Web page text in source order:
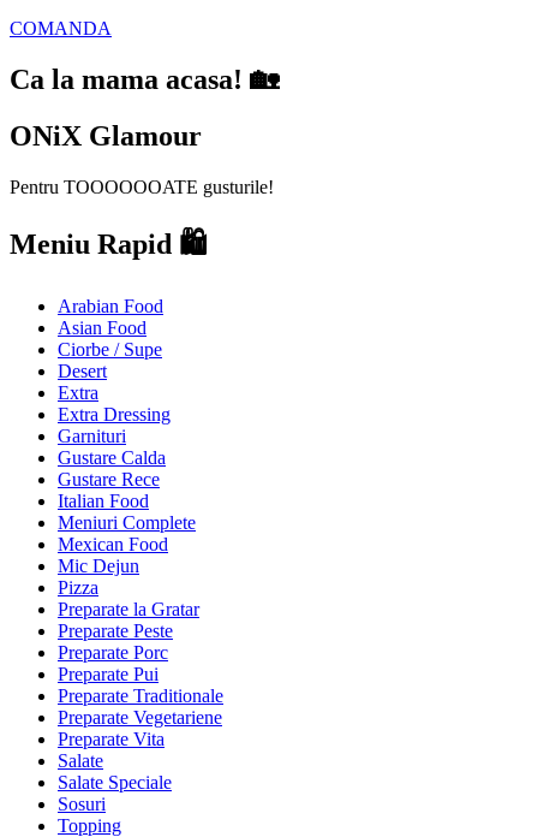
COMANDA
Ca la mama acasa! 🏡
ONiX Glamour
Pentru TOOOOOOATE gusturile!
Meniu Rapid 🛍️
Arabian Food
Asian Food
Ciorbe / Supe
Desert
Extra
Extra Dressing
Garnituri
Gustare Calda
Gustare Rece
Italian Food
Meniuri Complete
Mexican Food
Mic Dejun
Pizza
Preparate la Gratar
Preparate Peste
Preparate Porc
Preparate Pui
Preparate Traditionale
Preparate Vegetariene
Preparate Vita
Salate
Salate Speciale
Sosuri
Topping